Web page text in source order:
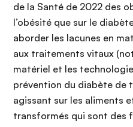
de la Santé de 2022 des
l’obésité que sur le
aborder les lacunes en
aux traitements vitaux
matériel et les
prévention du diabète de
agissant sur les aliments
transformés qui sont des